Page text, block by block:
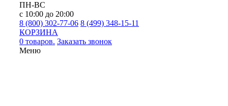
ПН-ВС
с 10:00 до 20:00
8 (800) 302-77-06 8 (499) 348-15-11
КОРЗИНА
0 товаров. Заказать звонок
Меню